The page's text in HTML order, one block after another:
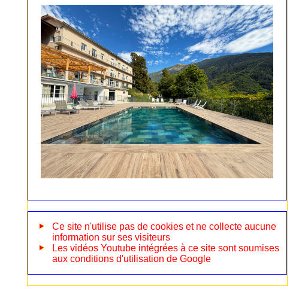
Ce site n'utilise pas de cookies et ne collecte aucune
information sur ses visiteurs
Les vidéos Youtube intégrées à ce site sont soumises
aux conditions d'utilisation de Google